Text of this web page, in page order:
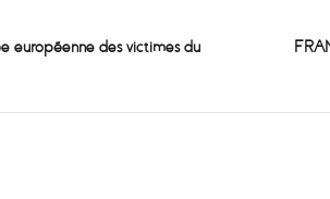
européenne des victimes du